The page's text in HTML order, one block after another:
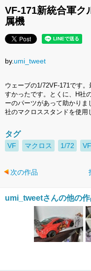
VF-171新統合軍ク
属機
by.umi_tweet
ウェーブの1/72VF-171です
すかったです。とくに、H社
ーのパーツがあって助かり
社のマクロススタンドを使用
タグ
VF マクロス 1/72
次の作品
umi_tweetさんの他の